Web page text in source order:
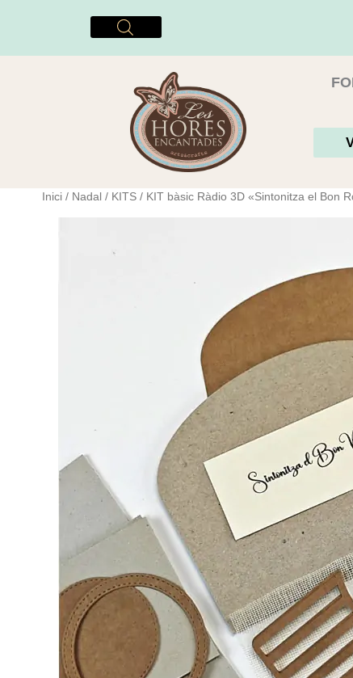
Inici / Nadal / KITS / KIT bàsic Ràdio 3D «Sintonitza el Bon